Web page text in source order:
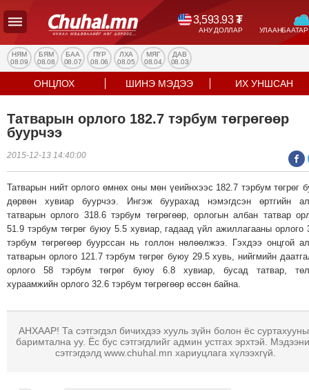
3,593.93₮
АНУ ДОЛЛАР
УЛС
ТӨР
НИЙГЭМ
ЭРҮҮЛ
МЭНД
СПОРТ
ENTERTAINMENT
ДЭЛХИЙН
МЭДЭЭ
МЭДЭЭ
НИЙСЛЭЛ
ТЕХНОЛОГИ
НЯМ
08.09
БЯМ
08.08
БАА
08.07
ПҮР
08.06
ЛХА
08.05
МЯГ
08.04
ДАВ
08.03
ОНЦЛОХ ШИНЭ МЭДЭЭ ИХ УНШСАН
Татварын орлого 182.7 тэрбум төгрөгөөр
буурчээ
2015-12-13 14:40:00
Татварын нийт орлого өмнөх оны мөн үеийнхээс 182.7 тэрбум төгрөг
дөрвөн хувиар буурчээ. Ингэж буурахад нэмэгдсэн өртгийн
татварын орлого 318.6 тэрбум төгрөгөөр, орлогын албан татвар
51.9 тэрбум төгрөг буюу 5.5 хувиар, гадаад үйл ажиллагааны орлого
тэрбум төгрөгөөр буурссан нь голлон нөлөөлжээ. Гэхдээ онцгой
татварын орлого 121.7 тэрбум төгрөг буюу 29.5 хувь, нийгмийн
орлого 58 тэрбум төгрөг буюу 6.8 хувиар, бусад татвар,
хураамжийн орлого 32.6 тэрбум төгрөгөөр өссөн байна.
АНХААР! Та сэтгэгдэл бичихдээ хууль зүйн болон ёс
баримтална уу. Ёс бус сэтгэгдлийг админ устгах эрхтэй.
сэтгэгдэлд www.chuhal.mn хариуцлага хүлээхгүй.